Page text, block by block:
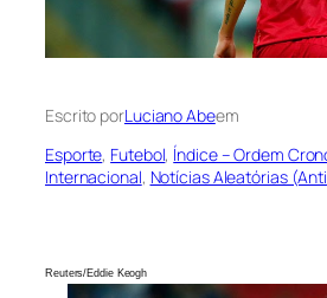
Escrito porLuciano Abeem
Esporte, Futebol, Índice – Ordem
Internacional, Notícias Aleatórias
Reuters/Eddie Keogh